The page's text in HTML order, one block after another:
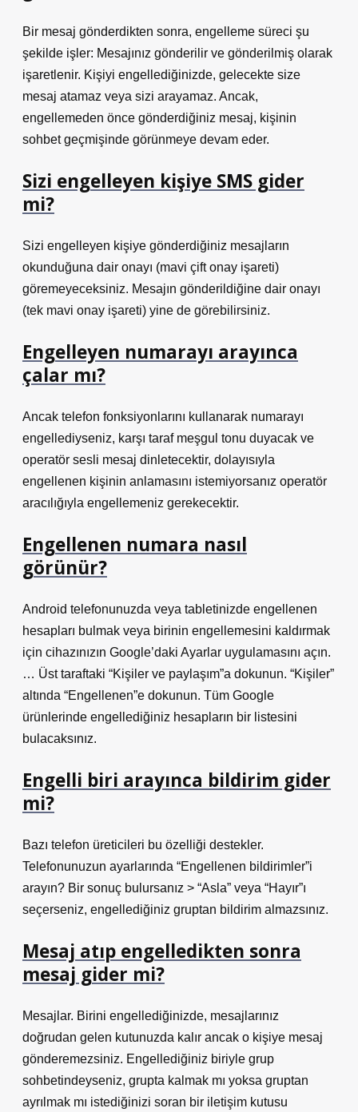
Bir mesaj gönderdikten sonra, engelleme süreci şu
şekilde işler: Mesajınız gönderilir ve gönderilmiş olarak
işaretlenir. Kişiyi engellediğinizde, gelecekte size
mesaj atamaz veya sizi arayamaz. Ancak,
engellemeden önce gönderdiğiniz mesaj, kişinin
sohbet geçmişinde görünmeye devam eder.
Sizi engelleyen kişiye SMS gider
mi?
Sizi engelleyen kişiye gönderdiğiniz mesajların
okunduğuna dair onayı (mavi çift onay işareti)
göremeyeceksiniz. Mesajın gönderildiğine dair onayı
(tek mavi onay işareti) yine de görebilirsiniz.
Engelleyen numarayı arayınca
çalar mı?
Ancak telefon fonksiyonlarını kullanarak numarayı
engellediyseniz, karşı taraf meşgul tonu duyacak ve
operatör sesli mesaj dinletecektir, dolayısıyla
engellenen kişinin anlamasını istemiyorsanız operatör
aracılığıyla engellemeniz gerekecektir.
Engellenen numara nasıl
görünür?
Android telefonunuzda veya tabletinizde engellenen
hesapları bulmak veya birinin engellemesini kaldırmak
için cihazınızın Google’daki Ayarlar uygulamasını açın.
… Üst taraftaki “Kişiler ve paylaşım”a dokunun. “Kişiler”
altında “Engellenen”e dokunun. Tüm Google
ürünlerinde engellediğiniz hesapların bir listesini
bulacaksınız.
Engelli biri arayınca bildirim gider
mi?
Bazı telefon üreticileri bu özelliği destekler.
Telefonunuzun ayarlarında “Engellenen bildirimler”i
arayın? Bir sonuç bulursanız > “Asla” veya “Hayır”ı
seçerseniz, engellediğiniz gruptan bildirim almazsınız.
Mesaj atıp engelledikten sonra
mesaj gider mi?
Mesajlar. Birini engellediğinizde, mesajlarınız
doğrudan gelen kutunuzda kalır ancak o kişiye mesaj
gönderemezsiniz. Engellediğiniz biriyle grup
sohbetindeyseniz, grupta kalmak mı yoksa gruptan
ayrılmak mı istediğinizi soran bir iletişim kutusu